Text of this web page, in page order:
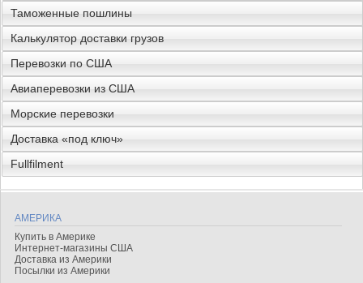
Таможенные пошлины
Калькулятор доставки грузов
Перевозки по США
Авиаперевозки из США
Морские перевозки
Доставка «под ключ»
Fullfilment
АМЕРИКА
Купить в Америке
Интернет-магазины США
Доставка из Америки
Посылки из Америки